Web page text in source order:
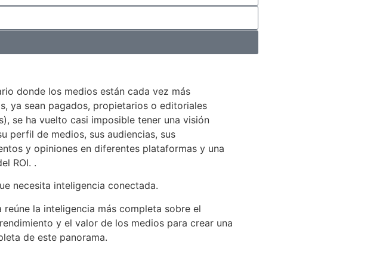
donde los medios están cada vez más
ya sean pagados, propietarios o editoriales
se ha vuelto casi imposible tener una visión
perfil de medios, sus audiencias, sus
y opiniones en diferentes plataformas y una
ROI. .
necesita inteligencia conectada.
reúne la inteligencia más completa sobre el
y el valor de los medios para crear una
de este panorama.